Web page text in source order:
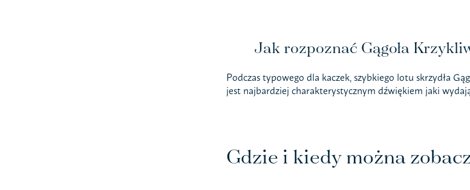
Jak rozpoznać Gągoła
Podczas typowego dla kaczek, szybkiego lotu skrzydła
jest najbardziej charakterystycznym dźwiękiem jaki
Gdzie i kiedy można